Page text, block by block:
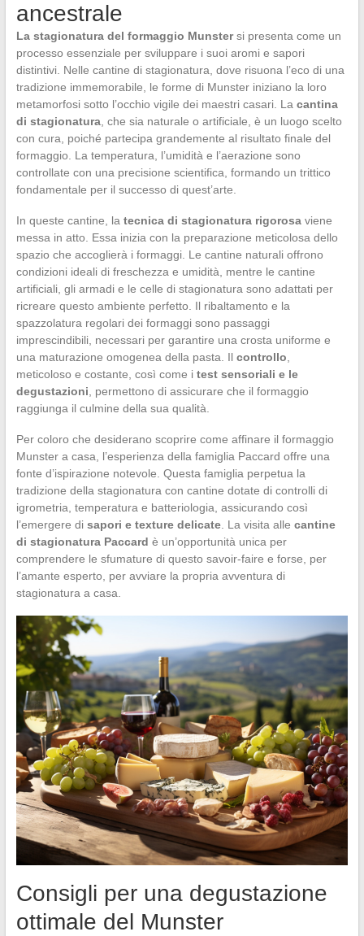
ancestrale
La stagionatura del formaggio Munstersi presenta come un
processo essenziale per sviluppare i suoi aromi e sapori
distintivi. Nelle cantine di stagionatura, dove risuona l’eco di una
tradizione immemorabile, le forme di Munster iniziano la loro
metamorfosi sotto l’occhio vigile dei maestri casari. La cantina
di stagionatura, che sia naturale o artificiale, è un luogo scelto
con cura, poiché partecipa grandemente al risultato finale del
formaggio. La temperatura, l’umidità e l’aerazione sono
controllate con una precisione scientifica, formando un trittico
fondamentale per il successo di quest’arte.
In queste cantine, la tecnica di stagionatura rigorosaviene
messa in atto. Essa inizia con la preparazione meticolosa dello
spazio che accoglierà i formaggi. Le cantine naturali offrono
condizioni ideali di freschezza e umidità, mentre le cantine
artificiali, gli armadi e le celle di stagionatura sono adattati per
ricreare questo ambiente perfetto. Il ribaltamento e la
spazzolatura regolari dei formaggi sono passaggi
imprescindibili, necessari per garantire una crosta uniforme e
una maturazione omogenea della pasta. Il controllo
meticoloso e costante, così come i test sensoriali e le
degustazioni , permettono di assicurare che il formaggio
raggiunga il culmine della sua qualità.
Per coloro che desiderano scoprire come affinare il formaggio
Munster a casa, l’esperienza della famiglia Paccard offre una
fonte d’ispirazione notevole. Questa famiglia perpetua la
tradizione della stagionatura con cantine dotate di controlli di
igrometria, temperatura e batteriologia, assicurando così
l’emergere di sapori e texture delicate. La visita alle cantine
di stagionatura Paccard è un’opportunità unica per
comprendere le sfumature di questo savoir-faire e forse, per
l’amante esperto, per avviare la propria avventura di
stagionatura a casa.
Consigli per una degustazione
ottimale del Munster